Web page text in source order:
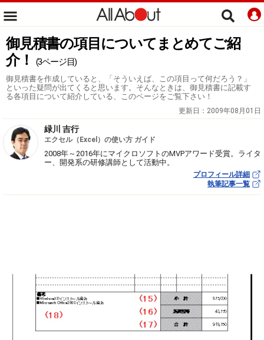
御見積書の項目についてまとめてご紹
介！
(3ページ目)
御見積書を作成していると、「そういえば、この項目って何だろう？」
といった疑問が出てくると思います。そんなときは、御見積書に記載す
る各項目について紹介している、このページをご覧下さい！
更新日： 2009年08月01日
緑川 吉行
エクセル（Excel）の使い方 ガイド
2008年～2016年にマイクロソフトのMVPアワード受賞。ライタ
ー、開発系の研修講師として活動中。
プロフィール詳細
執筆記事一覧